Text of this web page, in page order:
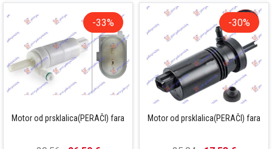
-33%
Motor od prsklalica(PERAČI) fara
-30%
Motor od prsklalica(PERAČI) fara